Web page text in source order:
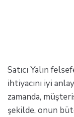
Satıcı Yalın
ihtiyacını iyi
zamanda,
şekilde, onun